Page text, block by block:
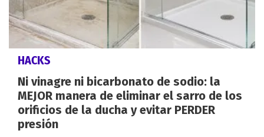
HACKS
Ni vinagre ni bicarbonato de sodio: la
MEJOR manera de eliminar el sarro de los
orificios de la ducha y evitar PERDER
presión